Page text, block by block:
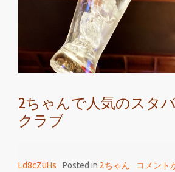
ォ
ル
ク
ど
2ちゃんで人気のスタ
クラブ
Ld8cZuHs Posted in 2ちゃん コメント